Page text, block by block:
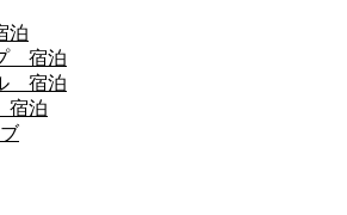
泊
宿泊
宿泊
宿泊